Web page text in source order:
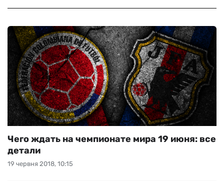
19 червня 2018, 10:15
Чего ждать на чемпионате мира 19 июня: все
детали